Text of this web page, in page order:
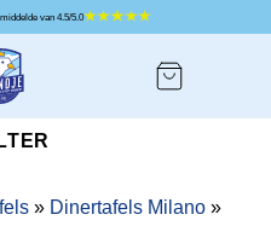
ons met een gemiddelde van 4.5/5.0
» Dinertafels Milano »